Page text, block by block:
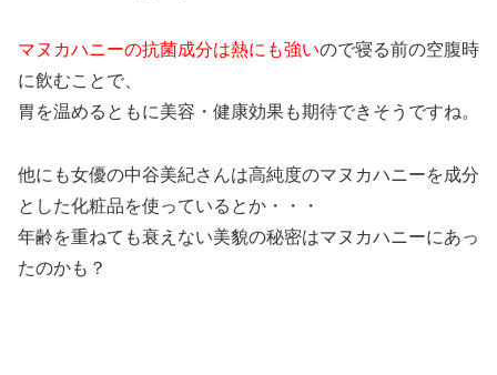
マヌカハニーの抗菌成分は熱にも強いので寝る前の空腹時
に飲むことで、
胃を温めるともに美容・健康効果も期待できそうですね。
他にも女優の中谷美紀さんは高純度のマヌカハニーを成分
とした化粧品を使っているとか・・・
年齢を重ねても衰えない美貌の秘密はマヌカハニーにあっ
たのかも？